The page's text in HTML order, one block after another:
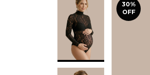
30%
OFF